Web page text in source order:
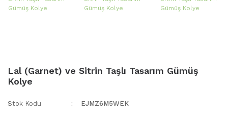
Lal (Garnet) ve Sitrin Taşlı Tasarım Gümüş
Kolye
Stok Kodu EJMZ6M5WEK